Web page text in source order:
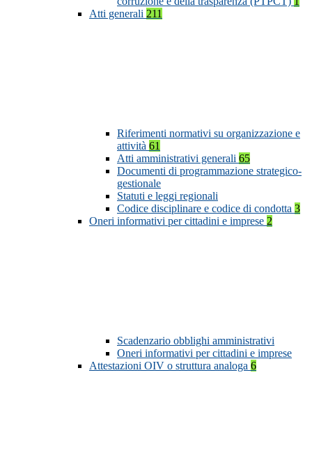
Atti generali 211
Riferimenti normativi su organizzazione e
attività 61
Atti amministrativi generali 65
Documenti di programmazione strategico-
gestionale
Statuti e leggi regionali
Codice disciplinare e codice di condotta 3
Oneri informativi per cittadini e imprese 2
Scadenzario obblighi amministrativi
Oneri informativi per cittadini e imprese
Attestazioni OIV o struttura analoga 6